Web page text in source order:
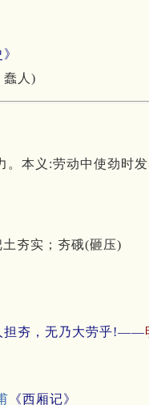
蠢人)
本义:劳动中使劲时
夯实；夯硪(砸压)
担夯，无乃大劳乎!——
《西厢记》